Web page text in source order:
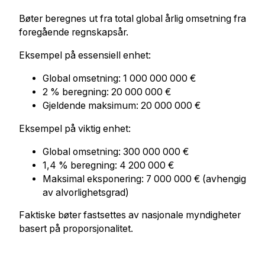
Bøter beregnes ut fra total global årlig omsetning fra
foregående regnskapsår.
Eksempel på essensiell enhet:
Global omsetning: 1 000 000 000 €
2 % beregning: 20 000 000 €
Gjeldende maksimum: 20 000 000 €
Eksempel på viktig enhet:
Global omsetning: 300 000 000 €
1,4 % beregning: 4 200 000 €
Maksimal eksponering: 7 000 000 € (avhengig
av alvorlighetsgrad)
Faktiske bøter fastsettes av nasjonale myndigheter
basert på proporsjonalitet.